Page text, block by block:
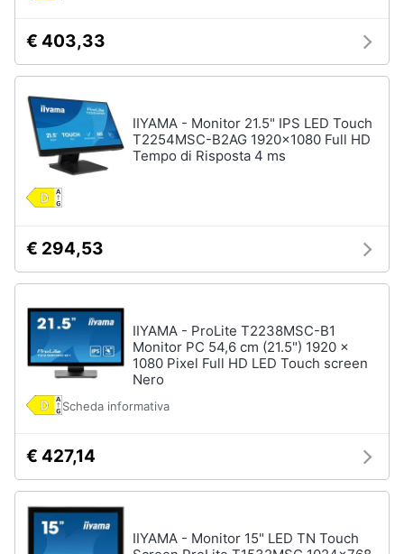
Vedi
Networking
Wireless
Switch
Router
Server
Vedi
tutti
Videosorveglianza
casa
Telecamera
wifi
Telecamere
videosorveglianza
€ 403,33
IIYAMA - Monitor 21.5" IPS LED Touch
T2254MSC-B2AG 1920x1080 Full HD
Tempo di Risposta 4 ms
€ 294,53
IIYAMA - ProLite T2238MSC-B1
Monitor PC 54,6 cm (21.5") 1920 x
1080 Pixel Full HD LED Touch screen
Nero
Scheda informativa
€ 427,14
IIYAMA - Monitor 15" LED TN Touch